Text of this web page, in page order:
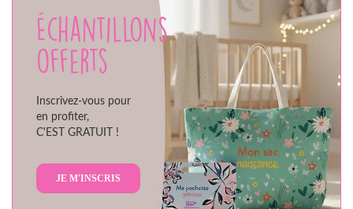
Échantillons
offerts
Inscrivez-vous pour
en profiter,
C'EST GRATUIT !
JE M'INSCRIS